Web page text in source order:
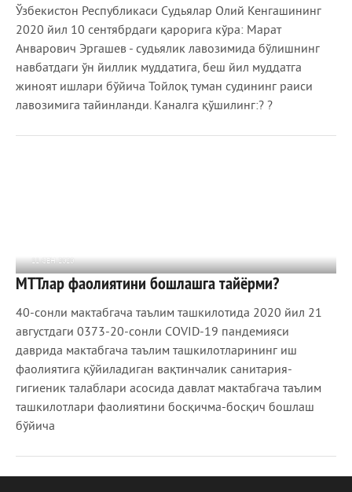
Ўзбекистон Республикаси Судьялар Олий Кенгашининг
2020 йил 10 сентябрдаги қарорига кўра: Марат
Анварович Эргашев - судьялик лавозимида бўлишнинг
навбатдаги ўн йиллик муддатига, беш йил муддатга
жиноят ишлари бўйича Тойлоқ туман судининг раиси
лавозимига тайинланди. Каналга қўшилинг:? ?
11 СЕН 2020
1 204 0
МТТлар фаолиятини бошлашга тайёрми?
40-сонли мактабгача таълим ташкилотида 2020 йил 21
августдаги 0373-20-сонли CОVID-19 пандемияси
даврида мактабгача таълим ташкилотларининг иш
фаолиятига қўйиладиган вақтинчалик санитария-
гигиеник талаблари асосида давлат мактабгача таълим
ташкилотлари фаолиятини босқичма-босқич бошлаш
бўйича